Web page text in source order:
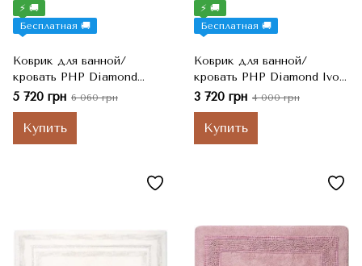
⚡ 🚚
Бесплатная 🚚
Коврик для ванной/
кровать PHP Diamond
Black черный, 65x140 см
5 720 грн 6 060 грн
Купить
⚡ 🚚
Бесплатная 🚚
Коврик для ванной/
кровать PHP Diamond Ivory
белый, 55x110 см
3 720 грн 4 000 грн
Купить